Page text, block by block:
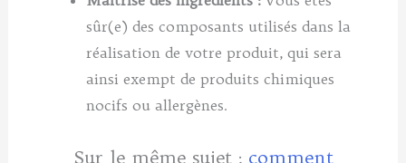
sûr(e) des composants utilisés dans la
réalisation de votre produit, qui sera
ainsi exempt de produits chimiques
nocifs ou allergènes.
Sur le même sujet: comment